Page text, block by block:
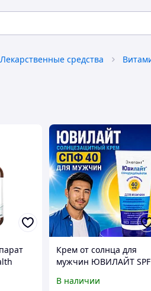
Лекарственные средства
Крем от солнца для
мужчин ЮВИЛАЙТ SPF
витамином E, 50 г
В наличии